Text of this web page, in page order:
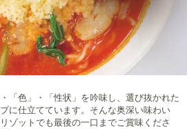
「色」・「性状」を吟味し、選び抜かれた
に仕立てています。そんな奥深い味わい
ゾットでも最後の一口までご賞味くださ